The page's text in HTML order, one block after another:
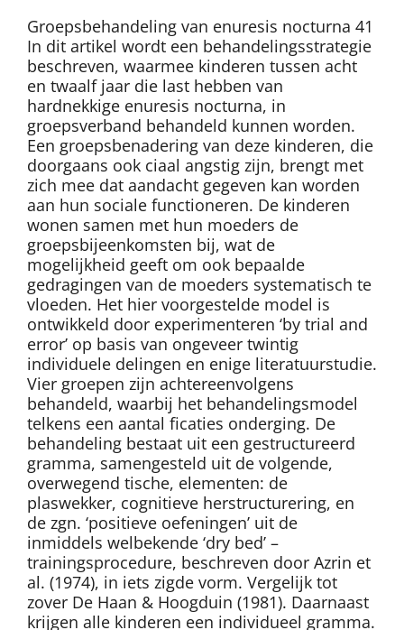
Groepsbehandeling van enuresis nocturna 41
In dit artikel wordt een behandelingsstrategie
beschreven, waarmee kinderen tussen acht
en twaalf jaar die last hebben van
hardnekkige enuresis nocturna, in
groepsverband behandeld kunnen worden.
Een groepsbenadering van deze kinderen, die
doorgaans ook ciaal angstig zijn, brengt met
zich mee dat aandacht gegeven kan worden
aan hun sociale functioneren. De kinderen
wonen samen met hun moeders de
groepsbijeenkomsten bij, wat de
mogelijkheid geeft om ook bepaalde
gedragingen van de moeders systematisch te
vloeden. Het hier voorgestelde model is
ontwikkeld door experimenteren ‘by trial and
error’ op basis van ongeveer twintig
individuele delingen en enige literatuurstudie.
Vier groepen zijn achtereenvolgens
behandeld, waarbij het behandelingsmodel
telkens een aantal ficaties onderging. De
behandeling bestaat uit een gestructureerd
gramma, samengesteld uit de volgende,
overwegend tische, elementen: de
plaswekker, cognitieve herstructurering, en
de zgn. ‘positieve oefeningen’ uit de
inmiddels welbekende ‘dry bed’ –
trainingsprocedure, beschreven door Azrin et
al. (1974), in iets zigde vorm. Vergelijk tot
zover De Haan & Hoogduin (1981). Daarnaast
krijgen alle kinderen een individueel gramma.